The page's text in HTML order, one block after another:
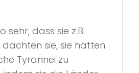
dass sie z.B.
sie, sie hätten
Tyrannei zu